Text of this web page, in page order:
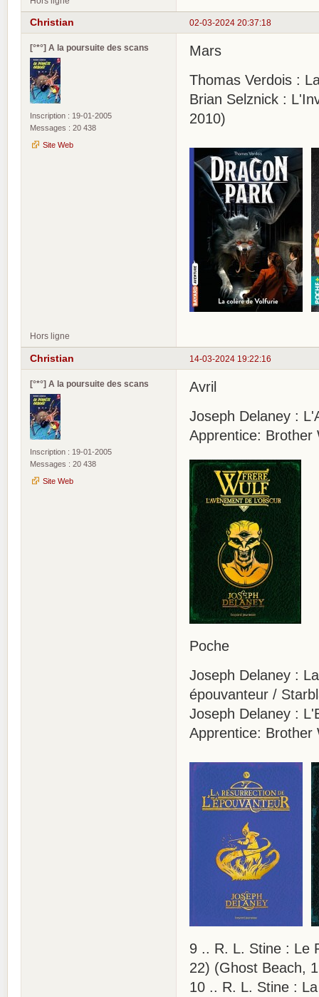
02-03-2024 20:37:18
Christian
[°*°] A la poursuite des scans
Inscription : 19-01-2005
Messages : 20 438
Site Web
Mars
Thomas Verdois :
Brian Selznick :
2010)
Hors ligne
14-03-2024 19:22:16
Christian
[°*°] A la poursuite des scans
Inscription : 19-01-2005
Messages : 20 438
Site Web
Avril
Joseph Delaney :
Apprentice: Brother
Poche
Joseph Delaney :
épouvanteur /
Joseph Delaney :
Apprentice: Brother
9 .. R. L. Stine : Le
22) (Ghost Beach,
10 .. R. L. Stine :